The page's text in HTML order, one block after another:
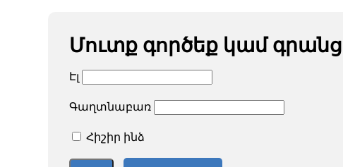
Մուտք գործեք կամ
Էլ
Գաղտնաբառ
Հիշիր ինձ